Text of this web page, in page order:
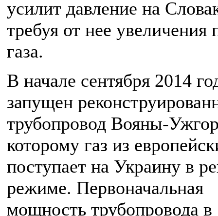
усилит давление на
требуя от нее увеличения
газа.
В начале сентября 2014
запущен
трубопровод Вояны-
которому газ из
поступает на Украину в
режиме. Первоначальная
мощность трубопровода в